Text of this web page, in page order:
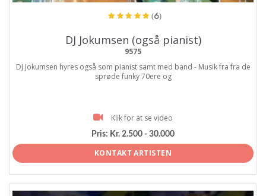
(6)
DJ Jokumsen (også pianist)
9575
DJ Jokumsen hyres også som pianist samt med band - Musik fra fra de
sprøde funky 70ere og
Klik for at se video
Pris: Kr. 2.500 - 30.000
KONTAKT ARTISTEN